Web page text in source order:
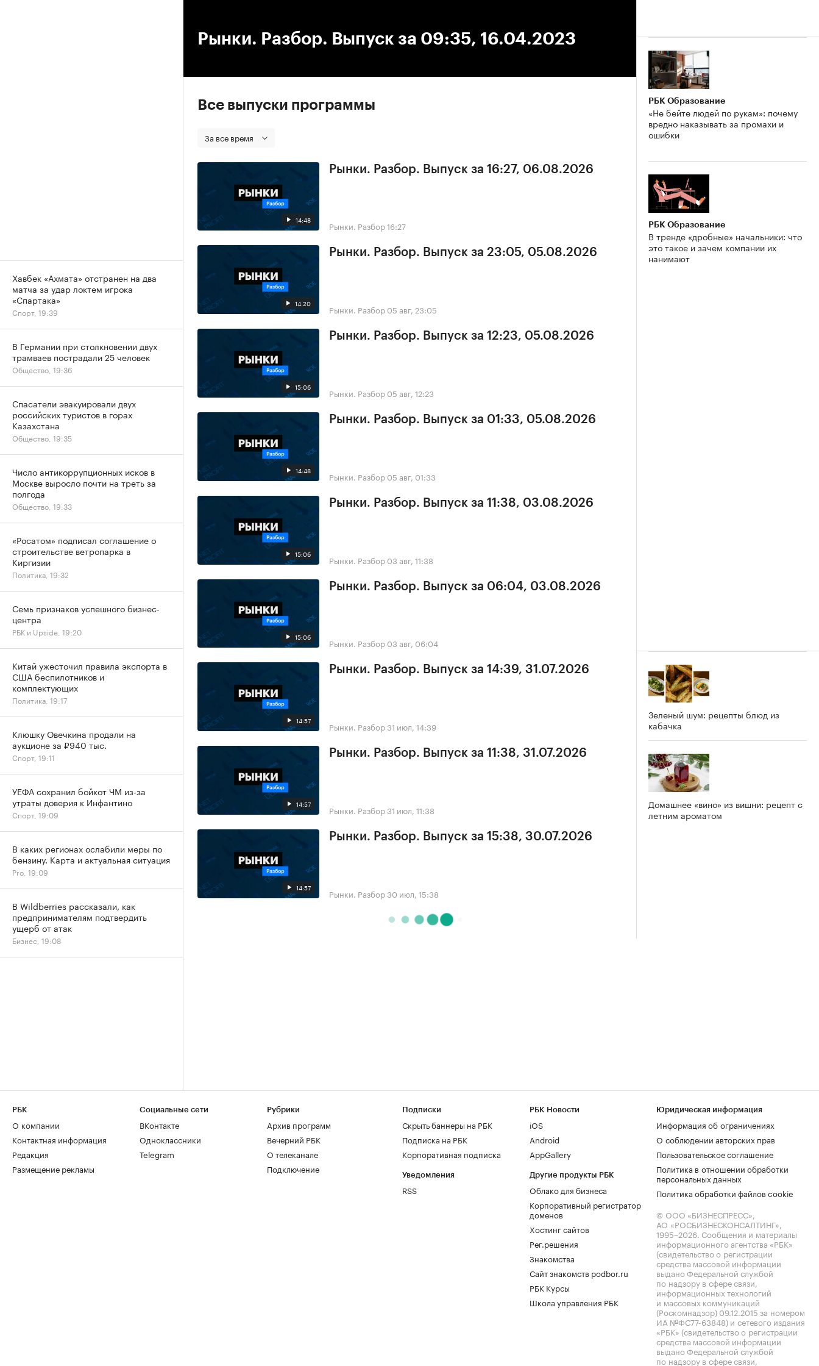
Рынки. Разбор. Выпуск за 09:35, 16.04.2023
Все выпуски программы
За все время
14:48
Рынки. Разбор. Выпуск за 16:27, 06.08.2026
Рынки. Разбор16:27
14:20
Рынки. Разбор. Выпуск за 23:05, 05.08.2026
Рынки. Разбор 05 авг, 23:05
15:06
Рынки. Разбор. Выпуск за 12:23, 05.08.2026
Рынки. Разбор 05 авг, 12:23
14:48
Рынки. Разбор. Выпуск за 01:33, 05.08.2026
Рынки. Разбор 05 авг, 01:33
15:06
Рынки. Разбор. Выпуск за 11:38, 03.08.2026
Рынки. Разбор 03 авг, 11:38
15:06
Рынки. Разбор. Выпуск за 06:04, 03.08.2026
Рынки. Разбор 03 авг, 06:04
14:57
Рынки. Разбор. Выпуск за 14:39, 31.07.2026
Рынки. Разбор31 июл, 14:39
14:57
Рынки. Разбор. Выпуск за 11:38, 31.07.2026
Рынки. Разбор31 июл, 11:38
14:57
Рынки. Разбор. Выпуск за 15:38, 30.07.2026
Рынки. Разбор30 июл, 15:38
РБК Образование
«Не бейте людей по рукам»: почему
вредно наказывать за промахи и
ошибки
РБК Образование
В тренде «дробные» начальники: что
это такое и зачем компании их
нанимают
Зеленый шум: рецепты блюд из
кабачка
Домашнее «вино» из вишни: рецепт с
летним ароматом
Хавбек «Ахмата» отстранен на два
матча за удар локтем игрока
«Спартака»
Спорт, 19:39
В Германии при столкновении двух
трамваев пострадали 25 человек
Общество, 19:36
Спасатели эвакуировали двух
российских туристов в горах
Казахстана
Общество, 19:35
Число антикоррупционных исков в
Москве выросло почти на треть за
полгода
Общество, 19:33
«Росатом» подписал соглашение о
строительстве ветропарка в
Киргизии
Политика, 19:32
Семь признаков успешного бизнес-
центра
РБК и Upside, 19:20
Китай ужесточил правила экспорта в
США беспилотников и
комплектующих
Политика, 19:17
Клюшку Овечкина продали на
аукционе за ₽940 тыс.
Спорт, 19:11
УЕФА сохранил бойкот ЧМ из-за
утраты доверия к Инфантино
Спорт, 19:09
В каких регионах ослабили меры по
бензину. Карта и актуальная ситуация
Pro, 19:09
В Wildberries рассказали, как
предпринимателям подтвердить
ущерб от атак
Бизнес, 19:08
РБК
О компании
Контактная информация
Редакция
Размещение рекламы
Социальные сети
ВКонтакте
Одноклассники
Telegram
Рубрики
Архив программ
Вечерний РБК
О телеканале
Подключение
Подписки
Скрыть баннеры на РБК
Подписка на РБК
Корпоративная подписка
Уведомления
RSS
РБК Новости
iOS
Android
AppGallery
Другие продукты РБК
Облако для бизнеса
Корпоративный регистратор
доменов
Хостинг сайтов
Рег.решения
Знакомства
Сайт знакомств podbor.ru
РБК Курсы
Школа управления РБК
Юридическая информация
Информация об ограничениях
О соблюдении авторских прав
Пользовательское соглашение
Политика в отношении обработки
персональных данных
Политика обработки файлов cookie
© ООО «БИЗНЕСПРЕСС»,
АО «РОСБИЗНЕСКОНСАЛТИНГ»,
1995–2026. Сообщения и материалы
информационного агентства «РБК»
(свидетельство о регистрации
средства массовой информации
выдано Федеральной службой
по надзору в сфере связи,
информационных технологий
и массовых коммуникаций
(Роскомнадзор) 09.12.2015 за номером
ИА №ФС77-63848) и сетевого издания
«РБК» (свидетельство о регистрации
средства массовой информации
выдано Федеральной службой
по надзору в сфере связи,